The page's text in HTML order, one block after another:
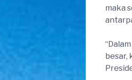
maka
besar,